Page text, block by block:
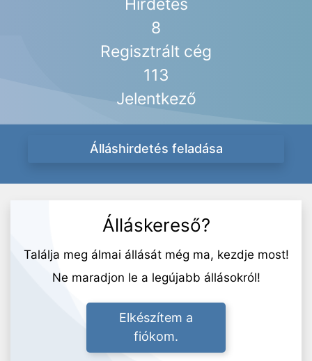
Hirdetés
8
Regisztrált cég
113
Jelentkező
Álláshirdetés feladása
Álláskereső?
Találja meg álmai állását még ma, kezdje most!
Ne maradjon le a legújabb állásokról!
Elkészítem a
fiókom.